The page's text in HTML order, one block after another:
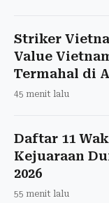
Striker
Value
Termahal di
45 menit lalu
Daftar 11
Kejuaraan
2026
55 menit lalu